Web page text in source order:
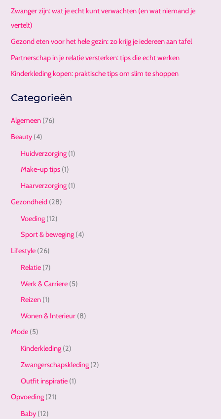
Zwanger zijn: wat je echt kunt verwachten (en wat niemand je
vertelt)
Gezond eten voor het hele gezin: zo krijg je iedereen aan tafel
Partnerschap in je relatie versterken: tips die echt werken
Kinderkleding kopen: praktische tips om slim te shoppen
Categorieën
Algemeen (76)
Beauty (4)
Huidverzorging (1)
Make-up tips (1)
Haarverzorging (1)
Gezondheid (28)
Voeding (12)
Sport & beweging (4)
Lifestyle (26)
Relatie (7)
Werk & Carriere (5)
Reizen (1)
Wonen & Interieur (8)
Mode (5)
Kinderkleding (2)
Zwangerschapskleding (2)
Outfit inspiratie (1)
Opvoeding (21)
Baby (12)